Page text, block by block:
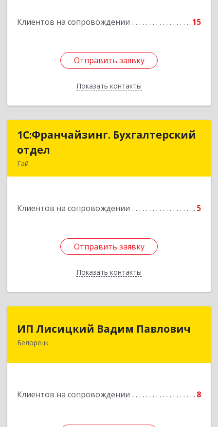
Клиентов на сопровождении 15
Отправить заявку
Показать контакты
Отправить заявку
Назад
1С:Франчайзинг. Бухгалтерский
отдел
Гай
Клиентов на сопровождении 5
Отправить заявку
Показать контакты
1С:Франчайзинг. Бухгалтерский
Подробнее
Отправить заявку
Назад
ИП Лисицкий Вадим Павлович
Белорецк
Клиентов на сопровождении 8
ИП Лисицкий Вадим Павлович
453501, Башкортостан Респ, Белорецк г,